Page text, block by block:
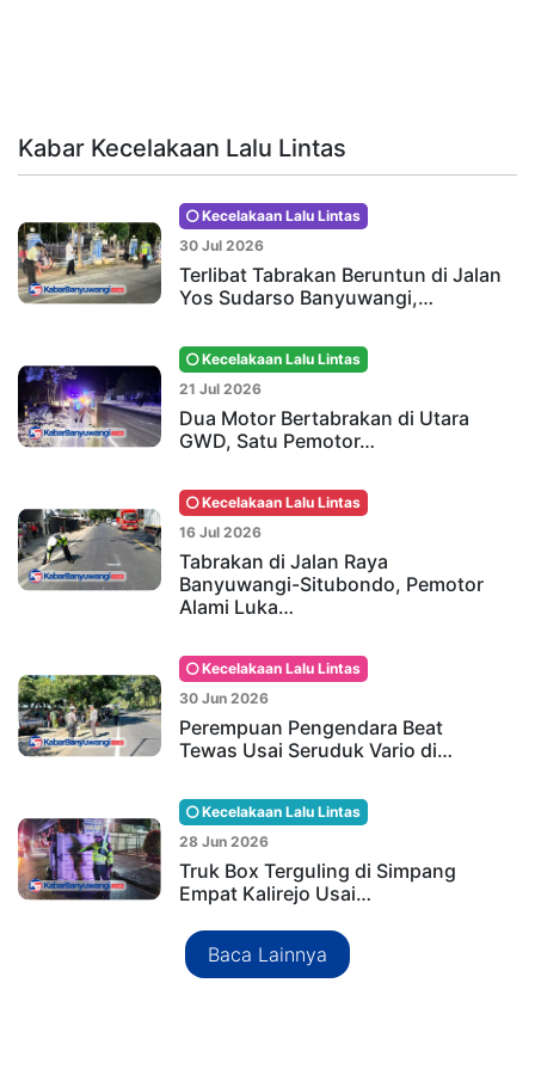
Kabar Kecelakaan Lalu Lintas
Kecelakaan Lalu Lintas
30 Jul 2026
Terlibat Tabrakan Beruntun di Jalan
Yos Sudarso Banyuwangi,…
Kecelakaan Lalu Lintas
21 Jul 2026
Dua Motor Bertabrakan di Utara
GWD, Satu Pemotor…
Kecelakaan Lalu Lintas
16 Jul 2026
Tabrakan di Jalan Raya
Banyuwangi-Situbondo, Pemotor
Alami Luka…
Kecelakaan Lalu Lintas
30 Jun 2026
Perempuan Pengendara Beat
Tewas Usai Seruduk Vario di…
Kecelakaan Lalu Lintas
28 Jun 2026
Truk Box Terguling di Simpang
Empat Kalirejo Usai…
Baca Lainnya